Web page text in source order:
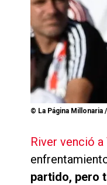
© La Página Millonaria
River venció
partido, pero